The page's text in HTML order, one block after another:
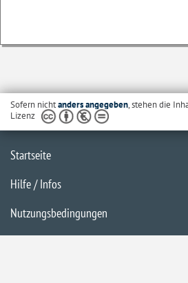
Sofern nichtanders angegeben, stehen die
Lizenz
Startseite
Hilfe / Infos
Nutzungsbedingungen